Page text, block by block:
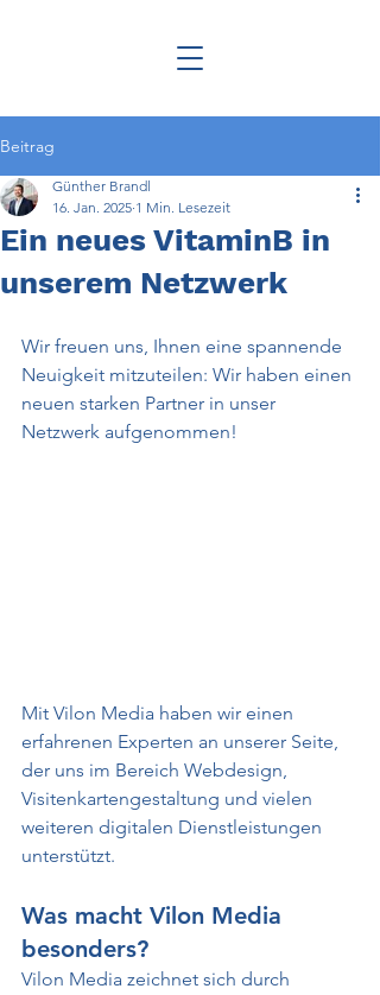
Beitrag
Ein neues VitaminB in
unserem Netzwerk
Günther Brandl
16. Jan. 2025 1 Min. Lesezeit
Wir freuen uns, Ihnen eine spannende
Neuigkeit mitzuteilen: Wir haben einen
neuen starken Partner in unser
Netzwerk aufgenommen!
Mit Vilon Media haben wir einen
erfahrenen Experten an unserer Seite,
der uns im Bereich Webdesign,
Visitenkartengestaltung und vielen
weiteren digitalen Dienstleistungen
unterstützt.
Was macht Vilon Media
besonders?
Vilon Media zeichnet sich durch